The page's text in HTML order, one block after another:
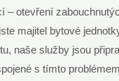
– otevření
majitel bytové
naše služby jsou
s tímto